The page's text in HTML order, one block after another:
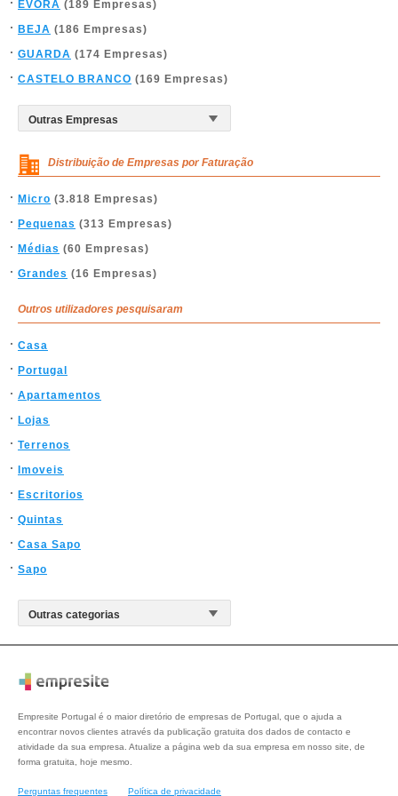
ÉVORA (189 Empresas)
BEJA (186 Empresas)
GUARDA (174 Empresas)
CASTELO BRANCO (169 Empresas)
Distribuição de Empresas por Faturação
Micro (3.818 Empresas)
Pequenas (313 Empresas)
Médias (60 Empresas)
Grandes (16 Empresas)
Outros utilizadores pesquisaram
Casa
Portugal
Apartamentos
Lojas
Terrenos
Imoveis
Escritorios
Quintas
Casa Sapo
Sapo
Empresite Portugal é o maior diretório de empresas de Portugal, que o ajuda a
encontrar novos clientes através da publicação gratuita dos dados de contacto e
atividade da sua empresa. Atualize a página web da sua empresa em nosso site, de
forma gratuita, hoje mesmo.
Perguntas frequentes Política de privacidade